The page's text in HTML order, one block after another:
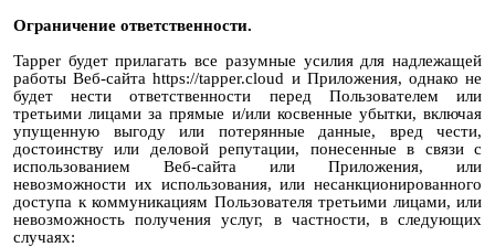
Ограничение ответственности.
Tapper будет прилагать все разумные усилия для надлежащей
работы Веб-сайта https://tapper.cloud и Приложения, однако не
будет нести ответственности перед Пользователем или
третьими лицами за прямые и/или косвенные убытки, включая
упущенную выгоду или потерянные данные, вред чести,
достоинству или деловой репутации, понесенные в связи с
использованием Веб-сайта или Приложения, или
невозможности их использования, или несанкционированного
доступа к коммуникациям Пользователя третьими лицами, или
невозможность получения услуг, в частности, в следующих
случаях: